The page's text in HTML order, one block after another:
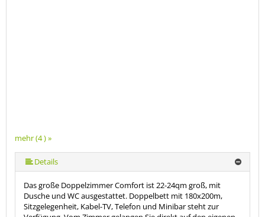
mehr (4 ) »
Details
Das große Doppelzimmer Comfort ist 22-24qm groß, mit
Dusche und WC ausgestattet. Doppelbett mit 180x200m,
Sitzgelegenheit, Kabel-TV, Telefon und Minibar steht zur